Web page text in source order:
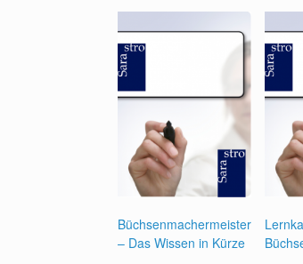
Büchsenmachermeister
– Das Wissen in Kürze